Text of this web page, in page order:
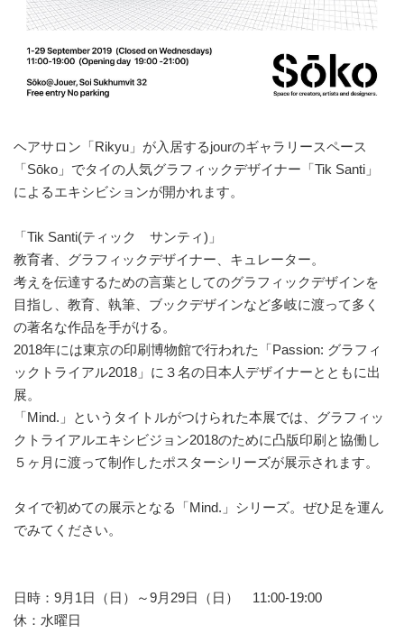
ヘアサロン「Rikyu」が入居するjourのギャラリースペース
「Sōko」でタイの人気グラフィックデザイナー「Tik Santi」
によるエキシビションが開かれます。
「Tik Santi(ティック サンティ)」
教育者、グラフィックデザイナー、キュレーター。
考えを伝達するための言葉としてのグラフィックデザインを
目指し、教育、執筆、ブックデザインなど多岐に渡って多く
の著名な作品を手がける。
2018年には東京の印刷博物館で行われた「Passion: グラフィ
ックトライアル2018」に３名の日本人デザイナーとともに出
展。
「Mind.」というタイトルがつけられた本展では、グラフィッ
クトライアルエキシビジョン2018のために凸版印刷と協働し
５ヶ月に渡って制作したポスターシリーズが展示されます。
タイで初めての展示となる「Mind.」シリーズ。ぜひ足を運ん
でみてください。
日時：9月1日（日）～9月29日（日） 11:00-19:00
休：水曜日